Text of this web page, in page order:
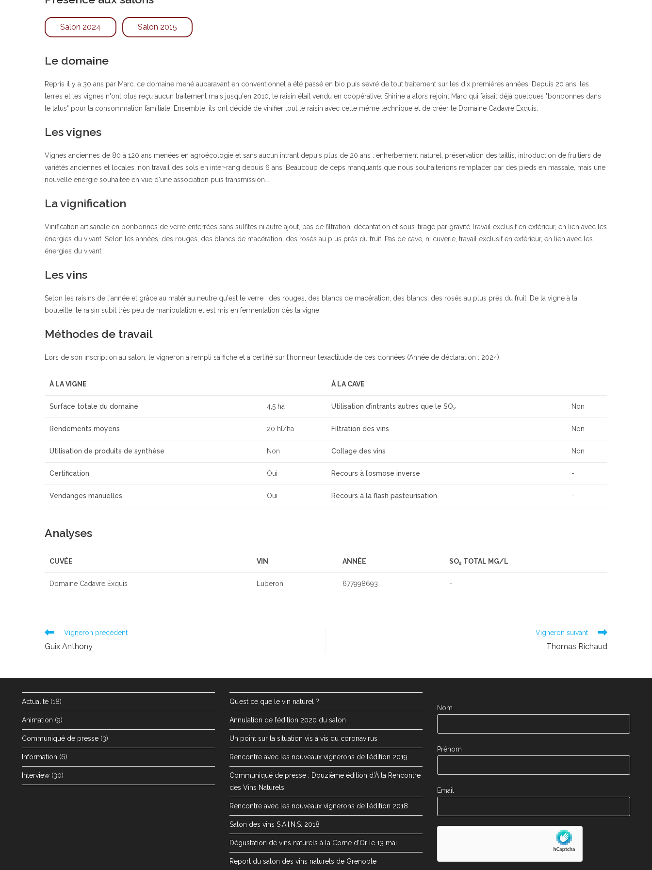
Salon 2024 Salon 2015
Le domaine
Repris il y a 30 ans par Marc, ce domaine mené auparavant en conventionnel a été passé en bio puis sevré de tout traitement sur les dix premières années. Depuis 20 ans, les
terres et les vignes n'ont plus reçu aucun traitement mais jusqu'en 2010, le raisin était vendu en coopérative. Shirine a alors rejoint Marc qui faisait déjà quelques "bonbonnes dans
le talus" pour la consommation familiale. Ensemble, ils ont décidé de vinifier tout le raisin avec cette même technique et de créer le Domaine Cadavre Exquis.
Les vignes
Vignes anciennes de 80 à 120 ans menées en agroécologie et sans aucun intrant depuis plus de 20 ans : enherbement naturel, préservation des taillis, introduction de fruitiers de
variétés anciennes et locales, non travail des sols en inter-rang depuis 6 ans. Beaucoup de ceps manquants que nous souhaiterions remplacer par des pieds en massale, mais une
nouvelle énergie souhaitée en vue d'une association puis transmission...
La vignification
Vinification artisanale en bonbonnes de verre enterrées sans sulfites ni autre ajout, pas de filtration, décantation et sous-tirage par gravité.Travail exclusif en extérieur, en lien avec les
énergies du vivant. Selon les années, des rouges, des blancs de macération, des rosés au plus près du fruit. Pas de cave, ni cuverie, travail exclusif en extérieur, en lien avec les
énergies du vivant.
Les vins
Selon les raisins de l'année et grâce au matériau neutre qu'est le verre : des rouges, des blancs de macération, des blancs, des rosés au plus près du fruit. De la vigne à la
bouteille, le raisin subit très peu de manipulation et est mis en fermentation dès la vigne.
Méthodes de travail
Lors de son inscription au salon, le vigneron a rempli sa fiche et a certifié sur l’honneur l’exactitude de ces données (Année de déclaration : 2024).
À LA VIGNE À LA CAVE
Surface totale du domaine 4,5 ha Utilisation d’intrants autres que le SO2 Non
Rendements moyens 20 hl/ha Filtration des vins Non
Utilisation de produits de synthèse Non Collage des vins Non
Certification Oui Recours à l’osmose inverse -
Vendanges manuelles Oui Recours à la flash pasteurisation -
Analyses
CUVÉE VIN ANNÉE SO2 TOTAL MG/L
Domaine Cadavre Exquis Luberon 677998693 -
Read
articles
Vigneron précédent
Guix Anthony
Vigneron suivant
Thomas Richaud
Actualité (18)
Animation (9)
Communiqué de presse (3)
Information (6)
Interview (30)
Qu’est ce que le vin naturel ?
Annulation de l’édition 2020 du salon
Un point sur la situation vis à vis du coronavirus
Rencontre avec les nouveaux vignerons de l’édition 2019
Communiqué de presse : Douzième édition d’À la Rencontre
des Vins Naturels
Rencontre avec les nouveaux vignerons de l’édition 2018
Salon des vins S.A.I.N.S. 2018
Dégustation de vins naturels à la Corne d’Or le 13 mai
Report du salon des vins naturels de Grenoble
Nom
Prénom
Email